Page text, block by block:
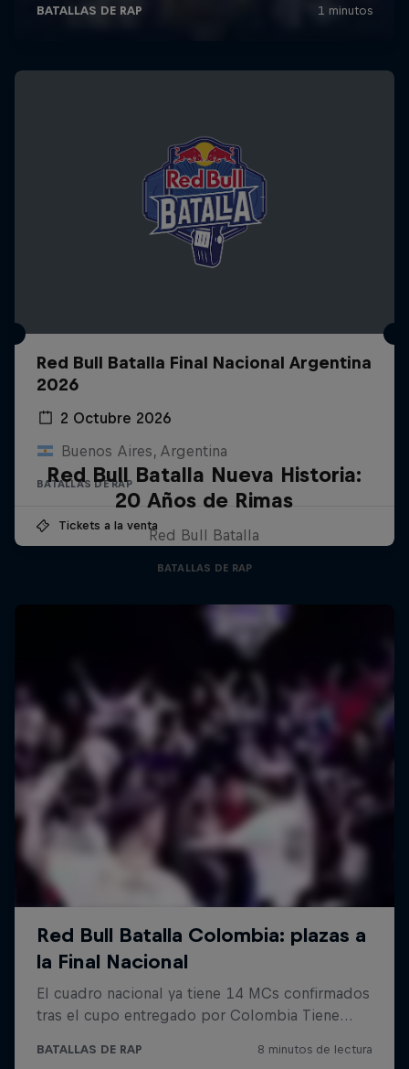
Red Bull Batalla Final Nacional Argentina
2026
2 Octubre 2026
Buenos Aires, Argentina
BATALLAS DE RAP
Tickets a la venta
Red Bull Batalla Nueva Historia:
20 Años de Rimas
Red Bull Batalla
BATALLAS DE RAP